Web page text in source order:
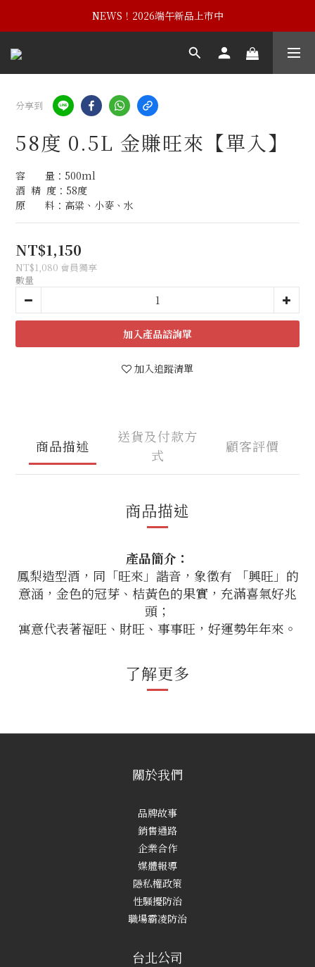
NEWS！黃埔建校102週年紀念酒
NEWS！2026端午新品上市中
NEWS！黃埔建校102週年紀念酒
分享到
58度 0.5L 金賺旺來【單入】
容　　量：500ml
酒  精  度：58度
原　　料：高粱、小麥、水
NT$1,150
NT$1,080 會員獨享
數量
加入追蹤清單
商品描述
送貨及付款方
式
顧客評價
商品描述
產品簡介：
鳳梨造型酒，同「旺來」諧音，象徵有 「興旺」的
意涵，金色的冠芽、桔黃色的果實，充滿喜氣好兆
頭；
寓意代表著福旺、財旺、事事旺，好運勢年年來。
了解更多
關於我們
品牌故事
銷售通路
企業合作
媒體報導
隱私權政策
性騷擾防治
職場霸凌防治
台北公司